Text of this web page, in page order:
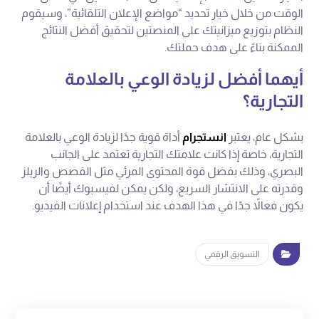
الوقت من خلال خيار تحديد “مواضع الإعلان التلقائية”، وسيقوم
النظام بتوزيع ميزانيتك على المنصتين لتحقيق أفضل النتائج
الممكنة بناءً على هدف حملتك.
أيهما أفضل لزيادة الوعي بالعلامة
التجارية؟
بشكل عام، يعتبر انستجرام أداة قوية جدًا لزيادة الوعي بالعلامة
التجارية، خاصة إذا كانت علامتك التجارية تعتمد على الجانب
البصري، وذلك بفضل قوة المحتوى المرئي مثل القصص والريلز
وقدرته على الانتشار السريع، ولكن يمكن لفيسبوك أيضًا أن
يكون فعالاً جدًا في هذا الهدف عند استخدام إعلانات الفيديو.
التسويق الرقمي